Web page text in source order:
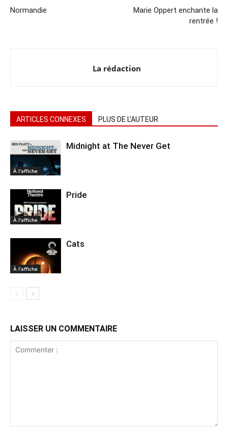
Normandie
Marie Oppert enchante la
rentrée !
La rédaction
ARTICLES CONNEXES PLUS DE L'AUTEUR
À l'affiche
Midnight at The Never Get
À l'affiche
Pride
À l'affiche
Cats
LAISSER UN COMMENTAIRE